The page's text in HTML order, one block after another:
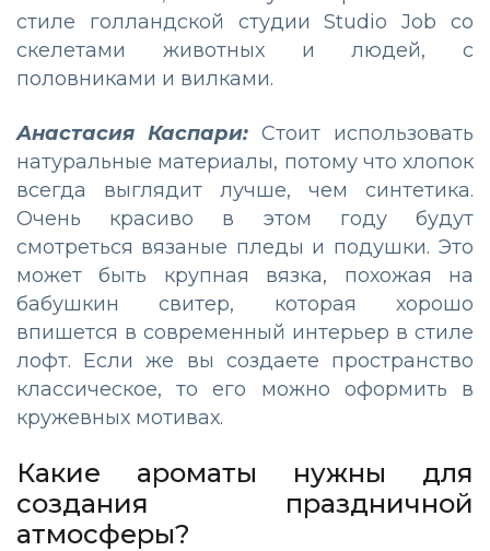
стиле голландской студии Studio Job со
скелетами животных и людей, с
половниками и вилками.
Анастасия Каспари: Стоит использовать
натуральные материалы, потому что хлопок
всегда выглядит лучше, чем синтетика.
Очень красиво в этом году будут
смотреться вязаные пледы и подушки. Это
может быть крупная вязка, похожая на
бабушкин свитер, которая хорошо
впишется в современный интерьер в стиле
лофт. Если же вы создаете пространство
классическое, то его можно оформить в
кружевных мотивах.
Какие ароматы нужны для
создания праздничной
атмосферы?